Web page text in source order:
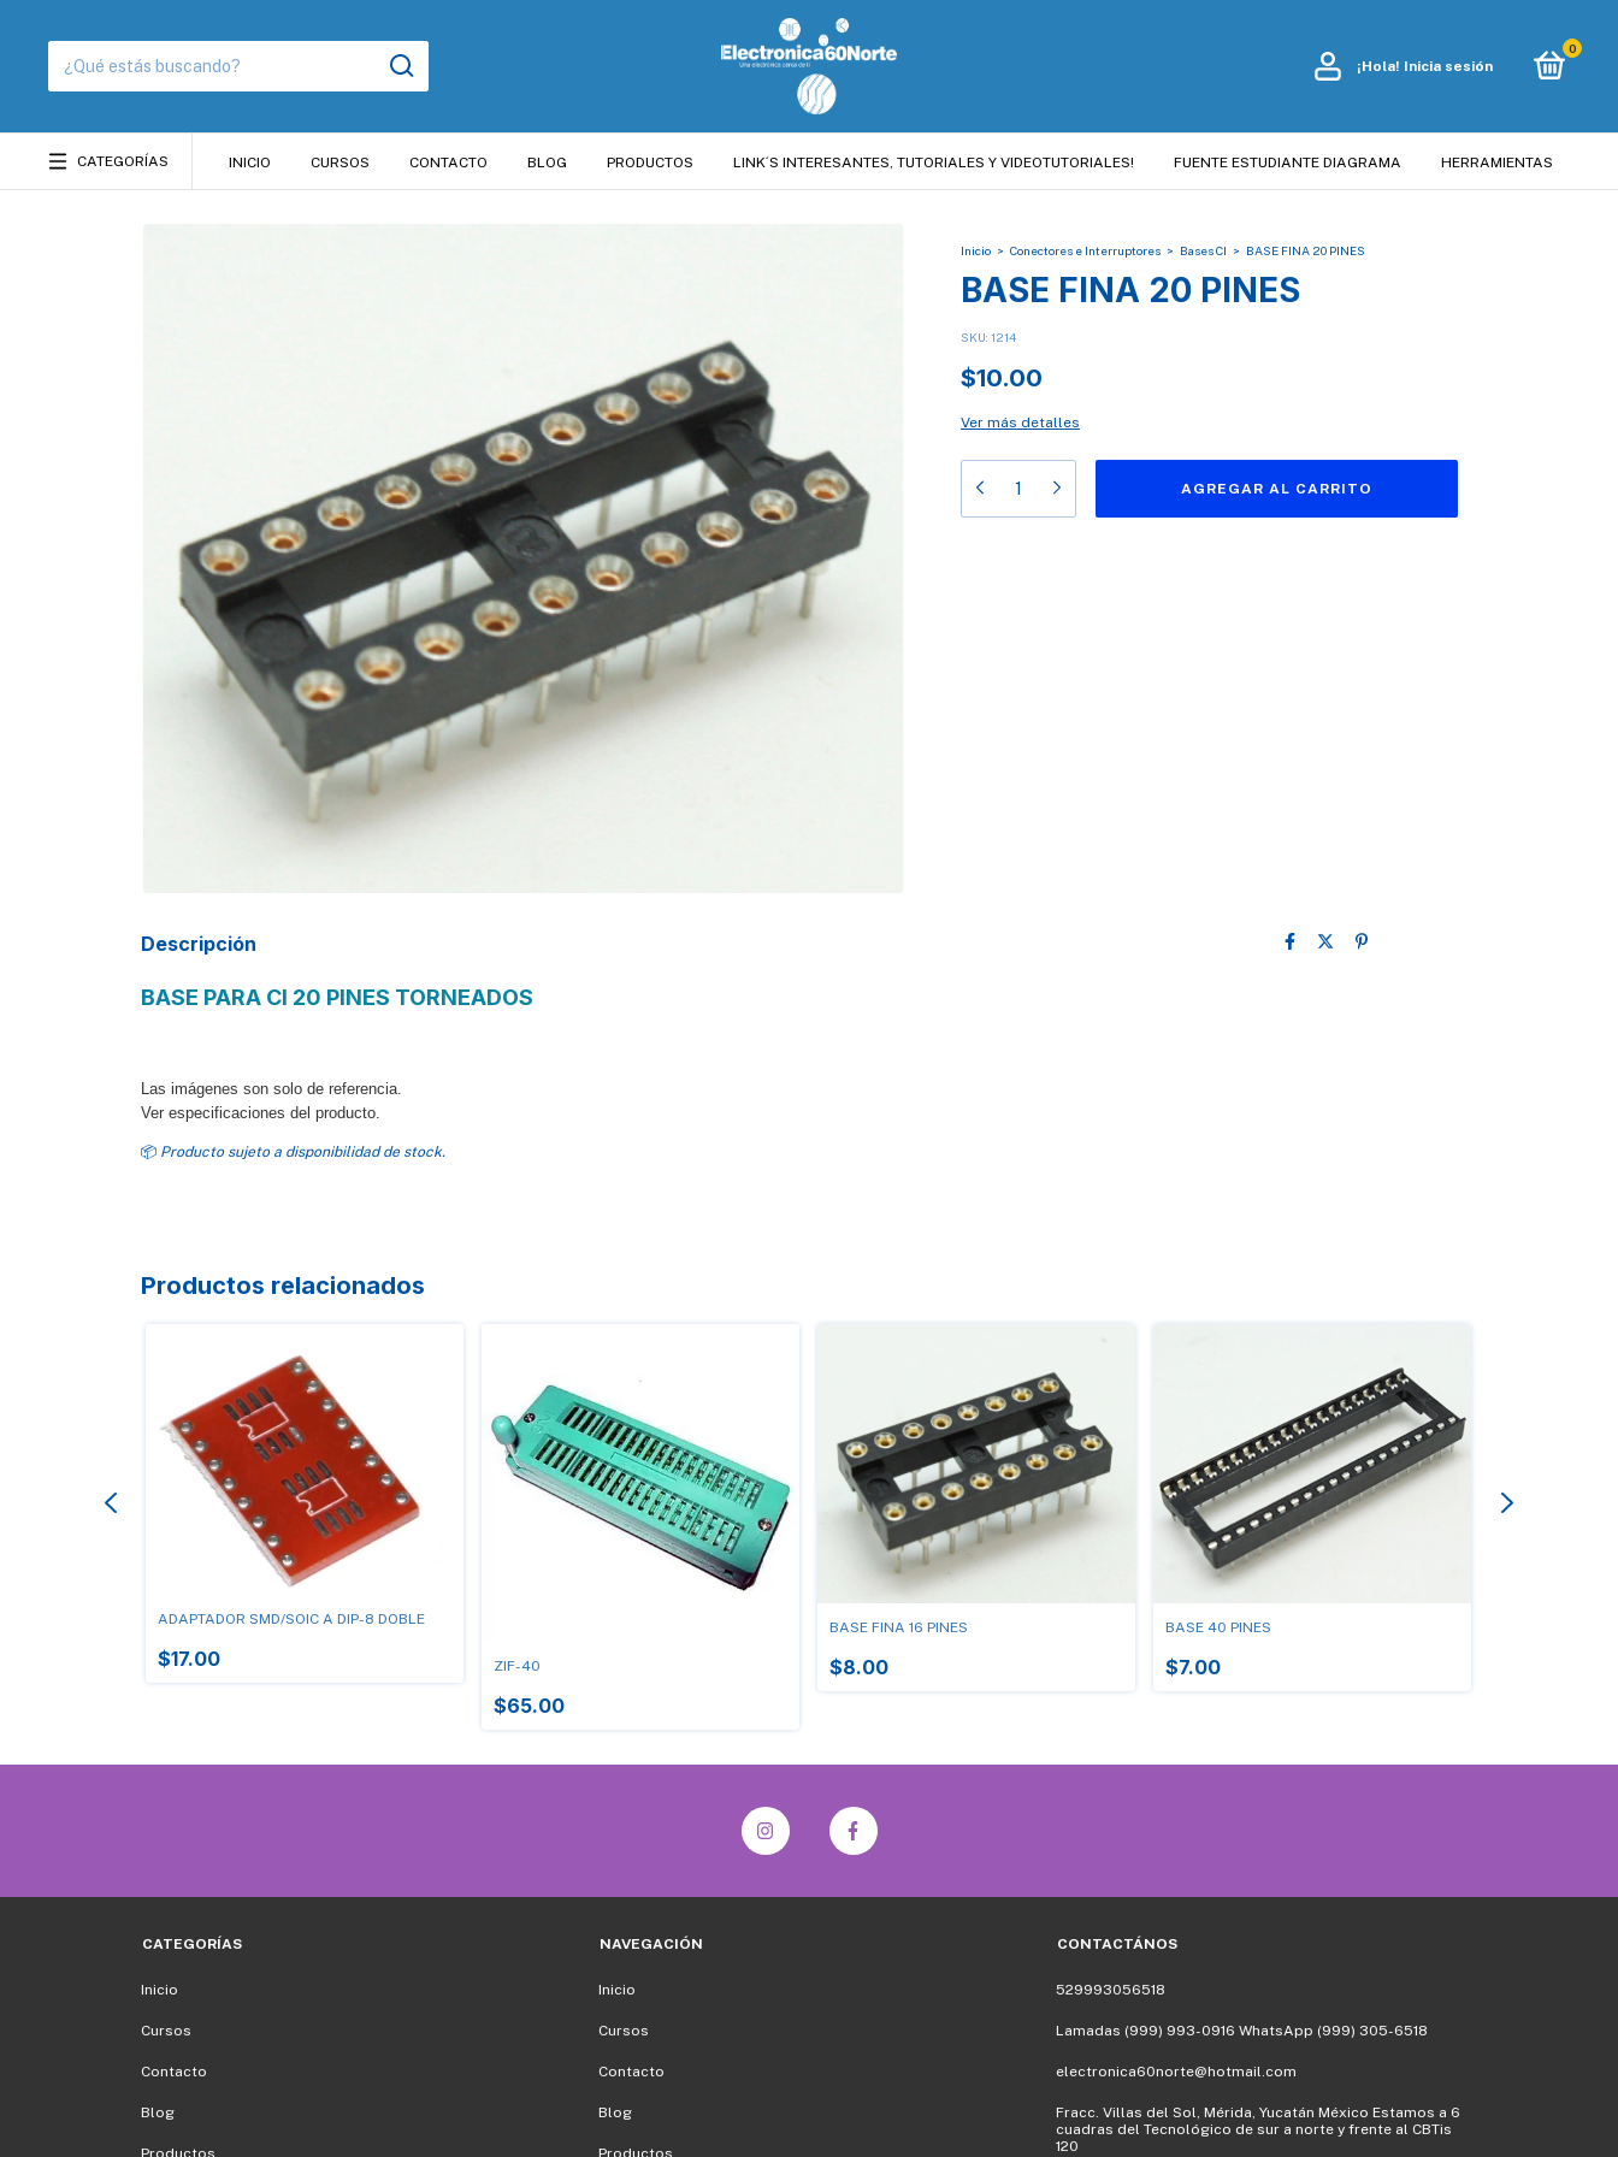
¡Hola! Inicia sesión
0
CATEGORÍAS INICIO CURSOS CONTACTO BLOG PRODUCTOS LINK´S INTERESANTES, TUTORIALES Y VIDEOTUTORIALES! FUENTE ESTUDIANTE DIAGRAMA HERRAMIENTAS
Inicio > Conectores e Interruptores > Bases CI > BASE FINA 20 PINES
BASE FINA 20 PINES
SKU: 1214
$10.00
Ver más detalles
Descripción
BASE PARA CI 20 PINES TORNEADOS
Las imágenes son solo de referencia.
Ver especificaciones del producto.
📦 Producto sujeto a disponibilidad de stock.
Productos relacionados
ADAPTADOR SMD/SOIC A DIP-8 DOBLE
$17.00 ZIF-40
$65.00
BASE FINA 16 PINES
$8.00
BASE 40 PINES
$7.00
CATEGORÍAS
Inicio
Cursos
Contacto
Blog
NAVEGACIÓN
Inicio
Cursos
Contacto
Blog
CONTACTÁNOS
529993056518
Lamadas (999) 993-0916 WhatsApp (999) 305-6518
electronica60norte@hotmail.com
Fracc. Villas del Sol, Mérida, Yucatán México Estamos a 6
cuadras del Tecnológico de sur a norte y frente al CBTis
120